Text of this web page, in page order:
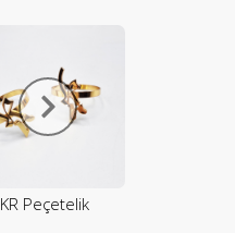
KR Peçetelik